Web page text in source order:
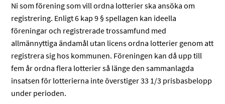
Ni som förening som vill ordna lotterier ska ansöka om
registrering. Enligt 6 kap 9 § spellagen kan ideella
föreningar och registrerade trossamfund med
allmännyttiga ändamål utan licens ordna lotterier genom att
registrera sig hos kommunen. Föreningen kan då upp till
fem år ordna flera lotterier så länge den sammanlagda
insatsen för lotterierna inte överstiger 33 1/3 prisbasbelopp
under perioden.